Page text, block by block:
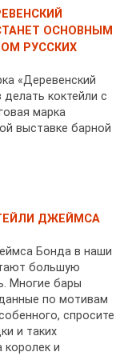
ОСНОВНЫМ
РУССКИХ
«Деревенский
коктейли с
марка
выставке барной
ДЖЕЙМСА
Бонда в наши
большую
Многие бары
по мотивам
спросите
и таких
королек и